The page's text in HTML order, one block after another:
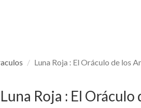
Luna Roja : El Oráculo de los
Luna Roja : El